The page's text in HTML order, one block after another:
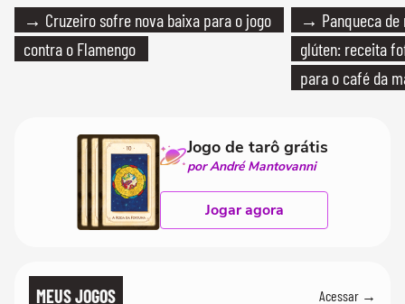
→ Cruzeiro sofre nova baixa para o jogo
contra o Flamengo
→ Panqueca de
glúten: receita
para o café da
Jogo de tarô grátis
por André Mantovanni
Jogar agora
MEUS JOGOS Acessar →